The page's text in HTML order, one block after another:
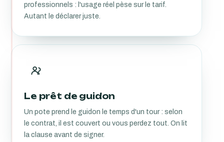
professionnels : l'usage réel pèse sur le tarif.
Autant le déclarer juste.
Le prêt de guidon
Un pote prend le guidon le temps d'un tour : selon
le contrat, il est couvert ou vous perdez tout. On lit
la clause avant de signer.